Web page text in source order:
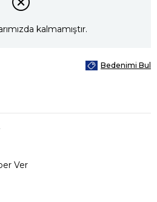
kalmamıştır.
Bedenimi Bul
Ver